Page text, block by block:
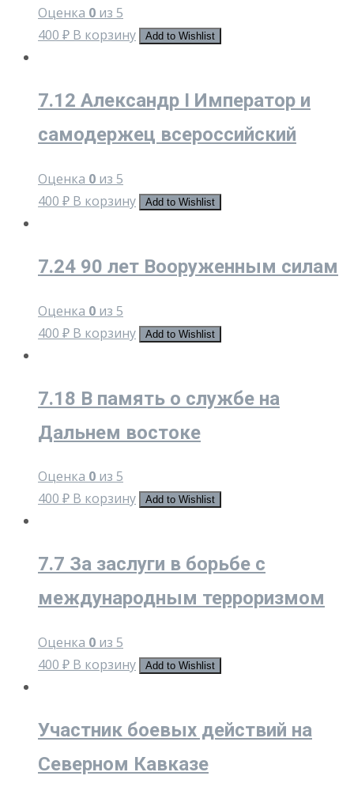
Оценка 0 из 5
400 ₽ В корзину Add to Wishlist
7.12 Александр I Император и
самодержец всероссийский
Оценка 0 из 5
400 ₽ В корзину Add to Wishlist
7.24 90 лет Вооруженным силам
Оценка 0 из 5
400 ₽ В корзину Add to Wishlist
7.18 В память о службе на
Дальнем востоке
Оценка 0 из 5
400 ₽ В корзину Add to Wishlist
7.7 За заслуги в борьбе с
международным терроризмом
Оценка 0 из 5
400 ₽ В корзину Add to Wishlist
Участник боевых действий на
Северном Кавказе